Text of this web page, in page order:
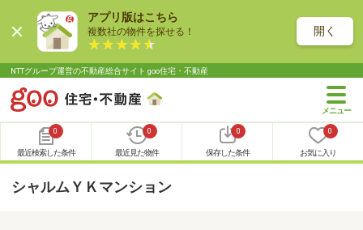
アプリ版はこちら
複数社の物件を探せる！ 開く
NTTグループ運営の不動産総合サイト goo住宅・不動産
0
最近検索した条件
0
最近見た物件
0
保存した条件
0
お気に入り
シャルムＹＫマンション